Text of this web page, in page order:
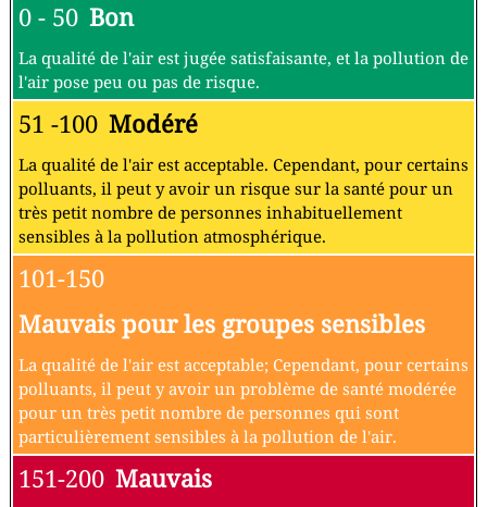
0 - 50 Bon
La qualité de l'air est jugée satisfaisante, et la pollution de
l'air pose peu ou pas de risque.
51 -100 Modéré
La qualité de l'air est acceptable. Cependant, pour certains
polluants, il peut y avoir un risque sur la santé pour un
très petit nombre de personnes inhabituellement
sensibles à la pollution atmosphérique.
101-150
Mauvais pour les groupes sensibles
La qualité de l'air est acceptable; Cependant, pour certains
polluants, il peut y avoir un problème de santé modérée
pour un très petit nombre de personnes qui sont
particulièrement sensibles à la pollution de l'air.
151-200 Mauvais